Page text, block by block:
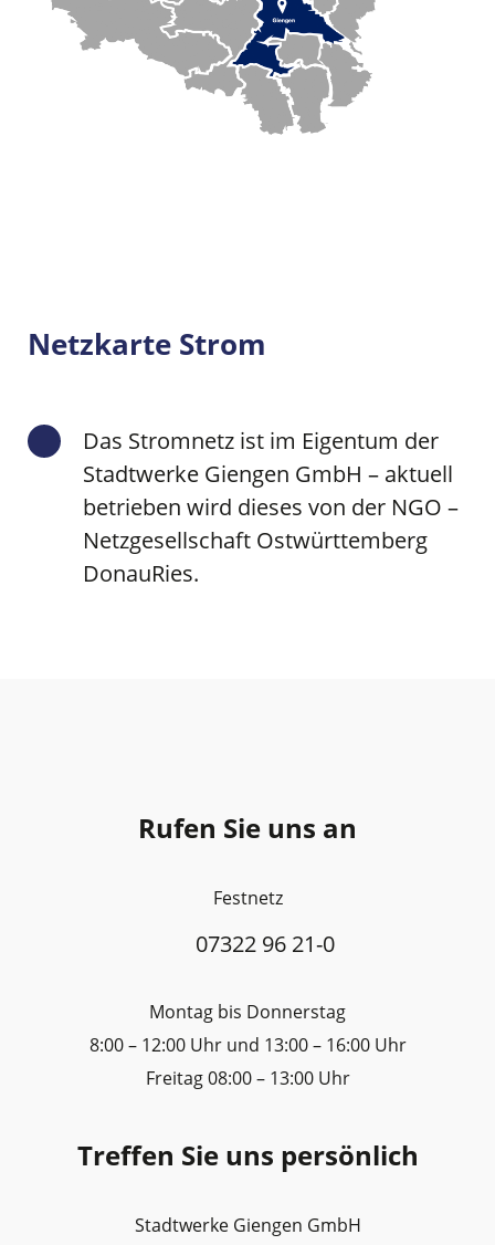
Netzkarte Strom
Das Stromnetz ist im Eigentum der
Stadtwerke Giengen GmbH – aktuell
betrieben wird dieses von der NGO –
Netzgesellschaft Ostwürttemberg
DonauRies.
Rufen Sie uns an
Festnetz
07322 96 21-0
Montag bis Donnerstag
8:00 – 12:00 Uhr und 13:00 – 16:00 Uhr
Freitag 08:00 – 13:00 Uhr
Treffen Sie uns persönlich
Stadtwerke Giengen GmbH